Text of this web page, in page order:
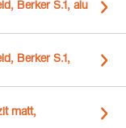
Berker S.1, alu
Berker S.1,
matt,